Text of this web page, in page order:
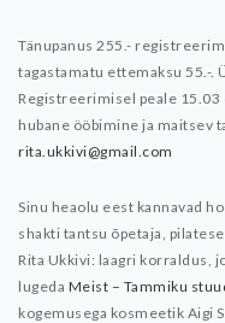
Tänupanus 255.-
tagastamatu ettemaksu 55.-.
Registreerimisel peale 15.03
hubane ööbimine ja maitsev
rita.ukkivi@gmail.com
Sinu heaolu eest kannavad
shakti tantsu õpetaja,
Rita Ukkivi: laagri korraldus,
lugeda Meist – Tammiku
kogemusega kosmeetik Aigi